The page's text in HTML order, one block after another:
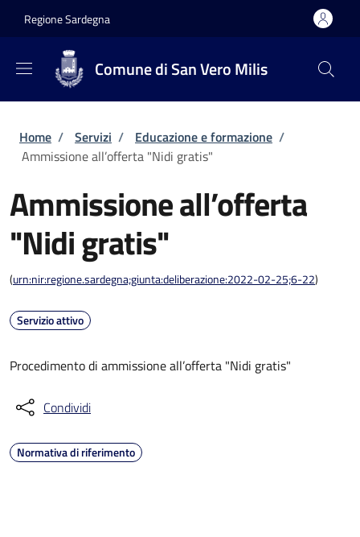
Regione Sardegna
Comune di San Vero Milis
Briciole di pane
Home / Servizi / Educazione e formazione /
Ammissione all’offerta "Nidi gratis"
Ammissione all’offerta
"Nidi gratis"
(urn:nir:regione.sardegna;giunta:deliberazione:2022-02-25;6-22)
Servizio attivo
Procedimento di ammissione all’offerta "Nidi gratis"
Condividi
Normativa di riferimento